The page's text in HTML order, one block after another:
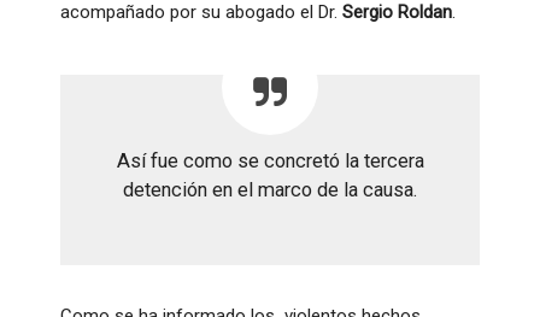
acompañado por su abogado el Dr. Sergio Roldan.
Así fue como se concretó la tercera
detención en el marco de la causa.